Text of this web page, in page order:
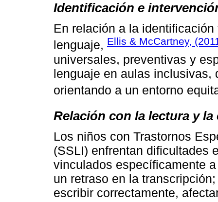
Identificación e
En relación a la
lenguaje, Ellis & McCartney,
universales, preventivas y
lenguaje en aulas
orientando a un entorno
Relación con la lectura y la
Los niños con Trastornos
(SSLI) enfrentan dificultades
vinculados específicamente
un retraso en la
escribir correctamente,